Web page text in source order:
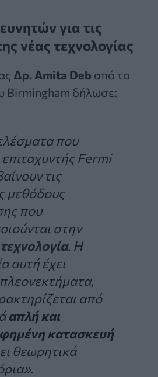
για τις
νέας τεχνολογίας
Δρ. Amita Deb από το
Birmingham δήλωσε:
που
Fermi
τις
μεθόδους
που
στην
. Η
αυτή έχει
από
απλή και
κατασκευή
θεωρητικά